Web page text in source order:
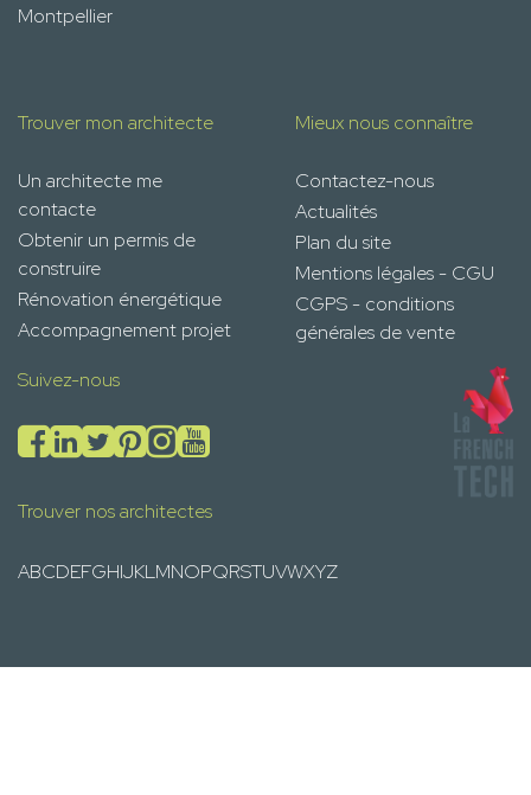
Montpellier
Trouver mon architecte
Un architecte me
contacte
Obtenir un permis de
construire
Rénovation énergétique
Accompagnement projet
Mieux nous connaître
Contactez-nous
Actualités
Plan du site
Mentions légales - CGU
CGPS - conditions
générales de vente
Suivez-nous
Trouver nos architectes
ABCDEFGHIJKLMNOPQRSTUVWXYZ